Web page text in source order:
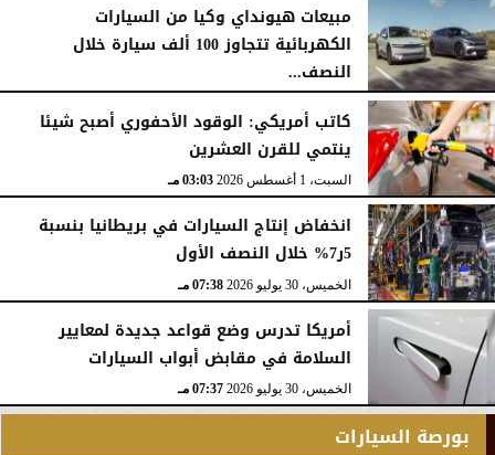
مبيعات هيونداي وكيا من السيارات
الكهربائية تتجاوز 100 ألف سيارة خلال
النصف...
الأحد، 2 أغسطس 2026 06:17 مـ
كاتب أمريكي: الوقود الأحفوري أصبح شيئا
ينتمي للقرن العشرين
السبت، 1 أغسطس 2026 03:03 مـ
انخفاض إنتاج السيارات في بريطانيا بنسبة
5ر7% خلال النصف الأول
الخميس، 30 يوليو 2026 07:38 مـ
أمريكا تدرس وضع قواعد جديدة لمعايير
السلامة في مقابض أبواب السيارات
الخميس، 30 يوليو 2026 07:37 مـ
بورصة السيارات